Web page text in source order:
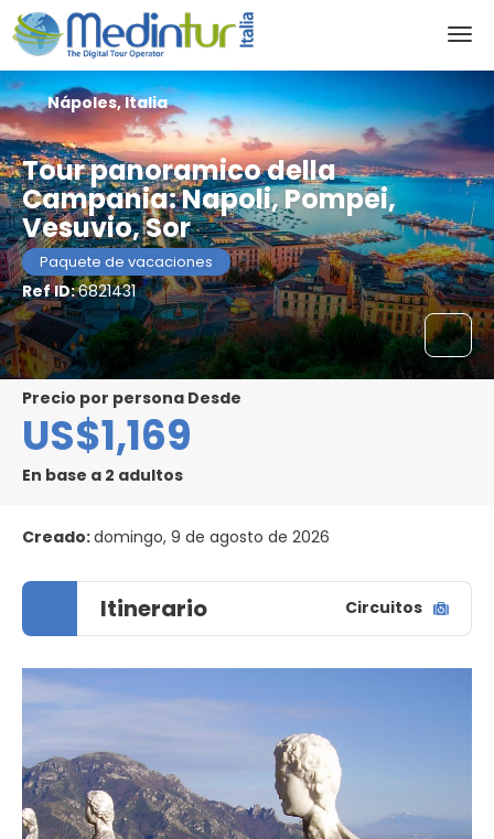
Tour panoramico della
Campania: Napoli, Pompei,
Vesuvio, Sor
Paquete de vacaciones
Ref ID:6821431
Nápoles, Italia
precio por persona Desde
US$1,169
En base a 2 adultos
Creado:domingo, 9 de agosto de 2026
Itinerario Circuitos